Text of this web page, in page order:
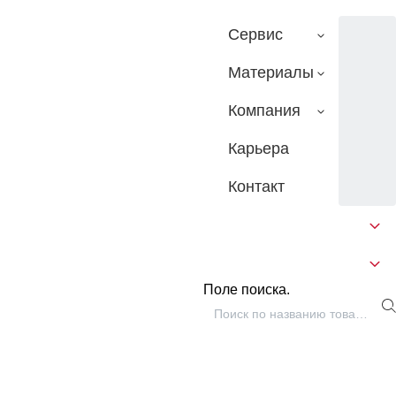
Сервис
Материалы
Компания
Карьера
Контакт
Поле поиска.